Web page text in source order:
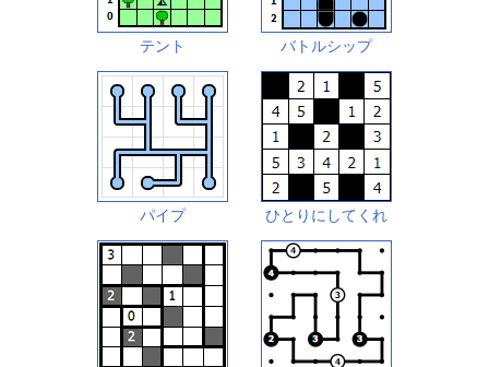
テント バトルシップ
パイプ ひとりにしてくれ